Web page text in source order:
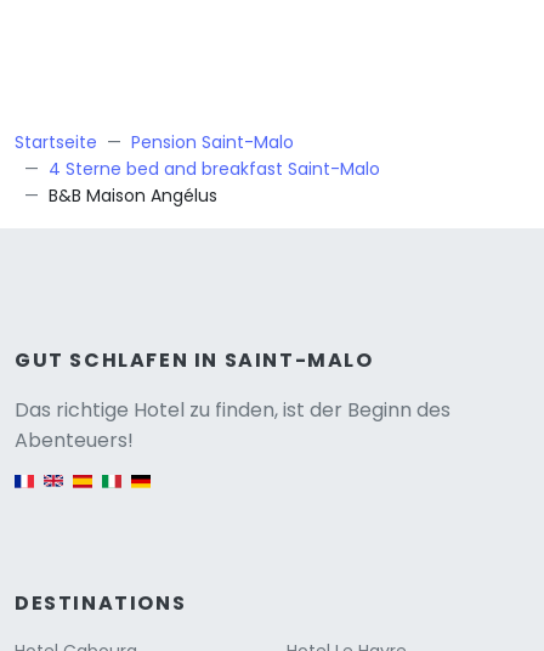
Startseite
Pension Saint-Malo
4 Sterne bed and breakfast Saint-Malo
B&B Maison Angélus
GUT SCHLAFEN IN SAINT-MALO
Das richtige Hotel zu finden, ist der Beginn des
Abenteuers!
English version
DESTINATIONS